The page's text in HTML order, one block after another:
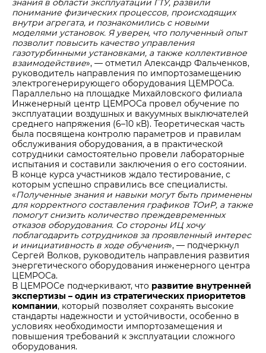
знания в области эксплуатации ГТУ, развили
понимание физических процессов, происходящих
внутри агрегата, и познакомились с новыми
моделями установок. Я уверен, что полученный опыт
позволит повысить качество управления
газотурбинными установками, а также коллективное
взаимодействие», — отметил Александр Фальченков,
руководитель направления по импортозамещению
электрогенерирующего оборудования ЦЕМРОСа.
Параллельно на площадке Михайловского филиала
Инженерный центр ЦЕМРОСа провел обучение по
эксплуатации воздушных и вакуумных выключателей
среднего напряжения (6–10 кВ). Теоретическая часть
была посвящена контролю параметров и правилам
обслуживания оборудования, а в практической
сотрудники самостоятельно провели лабораторные
испытания и составили заключения о его состоянии.
В конце курса участников ждало тестирование, с
которым успешно справились все специалисты.
«Полученные знания и навыки могут быть применены
для корректного составления графиков ТОиР, а также
помогут снизить количество преждевременных
отказов оборудования. Со стороны ИЦ хочу
поблагодарить сотрудников за проявленный интерес
и инициативность в ходе обучения», — подчеркнул
Сергей Волков, руководитель направления развития
энергетического оборудования инженерного центра
ЦЕМРОСа.
В ЦЕМРОСе подчеркивают, что развитие внутренней
экспертизы – один из стратегических приоритетов
компании, который позволяет сохранять высокие
стандарты надежности и устойчивости, особенно в
условиях необходимости импортозамещения и
повышения требований к эксплуатации сложного
оборудования.